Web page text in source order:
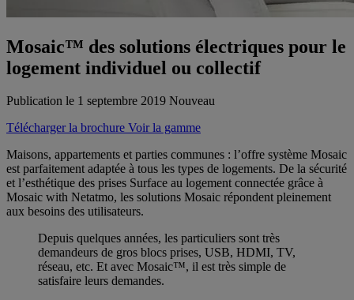
Mosaic™ des solutions électriques pour le
logement individuel ou collectif
Publication le 1 septembre 2019 Nouveau
Télécharger la brochure Voir la gamme
Maisons, appartements et parties communes : l’offre système Mosaic
est parfaitement adaptée à tous les types de logements. De la sécurité
et l’esthétique des prises Surface au logement connectée grâce à
Mosaic with Netatmo, les solutions Mosaic répondent pleinement
aux besoins des utilisateurs.
Depuis quelques années, les particuliers sont très
demandeurs de gros blocs prises, USB, HDMI, TV,
réseau, etc. Et avec Mosaic™, il est très simple de
satisfaire leurs demandes.